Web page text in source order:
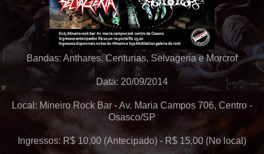
Bandas: Anthares, Centurias, Selvageria e Morcrof
Data: 20/09/2014
Local: Mineiro Rock Bar - Av. Maria Campos 706, Centro -
Osasco/SP
Ingressos: R$ 10,00 (Antecipado) - R$ 15,00 (No local)